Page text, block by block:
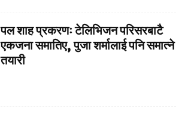
पल शाह प्रकरणः टेलिभिजन परिसरबाटै
एकजना समातिए, पुजा शर्मालाई पनि समात्ने
तयारी